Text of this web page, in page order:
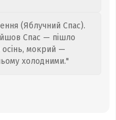
(Яблучний Спас).
Спас — пішло
осінь, мокрий —
холодними."